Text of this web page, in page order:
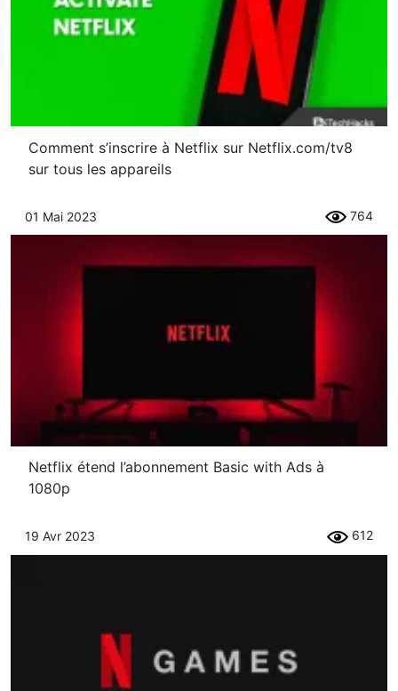
Comment s’inscrire à Netflix sur Netflix.com/tv8
sur tous les appareils
01 Mai 2023 764
Netflix étend l’abonnement Basic with Ads à
1080p
19 Avr 2023 612